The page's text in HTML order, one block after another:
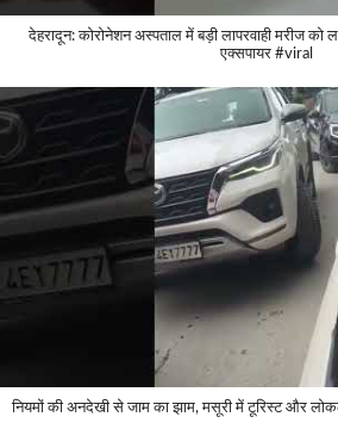
देहरादून: कोरोनेशन अस्पताल में बड़ी लापरवाही मरीज को
एक्सपायर #viral
नियमों की अनदेखी से जाम का झाम, मसूरी में टूरिस्ट और